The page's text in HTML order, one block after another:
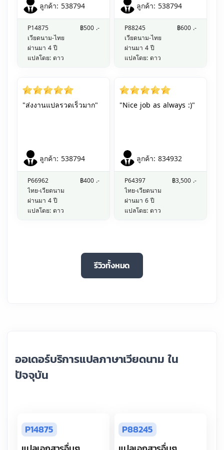
ลูกค้า: 538794
P14875
฿500 .-
เวียดนาม-ไทย
ผ่านมา 4 ปี
แปลโดย: ดาว
ลูกค้า: 538794
P88245
฿600 .-
เวียดนาม-ไทย
ผ่านมา 4 ปี
แปลโดย: ดาว
"ส่งงานแปลรวดเร็วมาก"
ลูกค้า: 538794
P66962
฿400 .-
ไทย-เวียดนาม
ผ่านมา 4 ปี
แปลโดย: ดาว
"Nice job as always :)"
ลูกค้า: 834932
P64397
฿3,500 .-
ไทย-เวียดนาม
ผ่านมา 6 ปี
แปลโดย: ดาว
รีวิวทั้งหมด
ออเดอร์บริการแปลภาษาเวียดนาม ใน
ปัจจุบัน
P14875
P88245